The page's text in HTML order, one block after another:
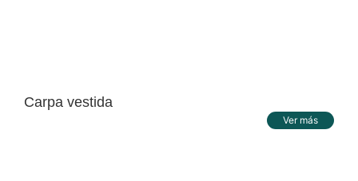
Carpa vestida
Ver más